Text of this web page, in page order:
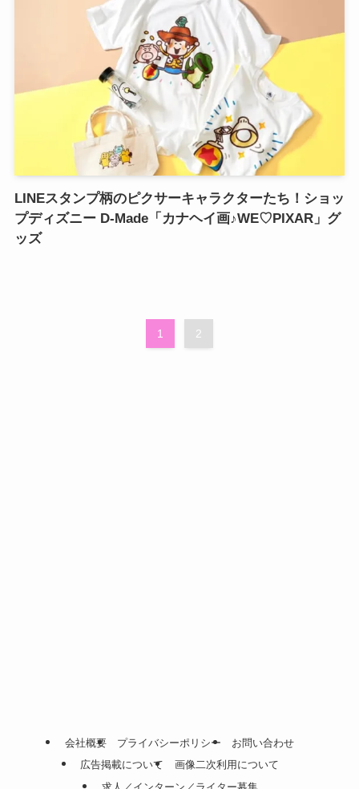
LINEスタンプ柄のピクサーキャラクターたち！ショッ
プディズニー D-Made「カナヘイ画♪WE♡PIXAR」グ
ッズ
1 2
会社概要 プライバシーポリシー
お問い合わせ
広告掲載について
画像二次利用について